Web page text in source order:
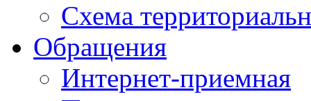
Схема
Обращения
Интернет-приемная